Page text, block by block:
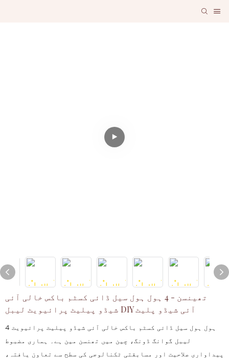
تھینسن - 4 ہول ہول سیل ڈائی کسٹم باکس خالی آئی
شیڈو پیلیٹ پرائیویٹ لیبل DIY آئی شیڈو پلیٹ
4 ہول ہول سیل ڈائی کسٹم باکس خالی آئی شیڈو پیلیٹ پرائیویٹ
لیبل گوانگ ڈونگ، چین میں تھنسن مین ہے۔ ہماری مضبوط
پیداواری صلاحیت اور مسابقتی ٹکنالوجی کی سطح سے تعاون یافتہ،